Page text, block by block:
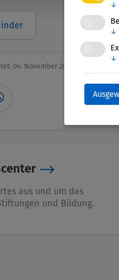
↓
↓
↓
04. November 2025
aus und um das
und Bildung.